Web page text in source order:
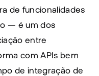
de funcionalidades
— é um dos
entre
com APIs bem
de integração de